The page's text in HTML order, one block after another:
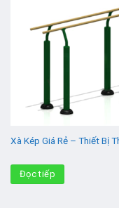
Xà Kép Giá Rẻ – Thiết Bị
Đọc tiếp